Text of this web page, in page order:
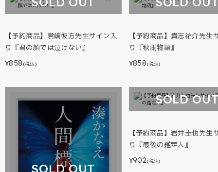
【予約商品】君嶋彼方先生サイン入
り『君の顔では泣けない』
¥858 (税込)
【予約商品】貴志祐介先生
り『秋雨物語』
¥858(税込)
SOLD OUT
SOLD
【予約商品】岩井圭也先生
り『最後の鑑定人』
¥902(税込)